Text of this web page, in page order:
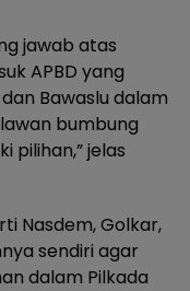
jawab atas
APBD yang
Bawaslu dalam
bumbung
pilihan,” jelas
Nasdem, Golkar,
sendiri agar
dalam Pilkada